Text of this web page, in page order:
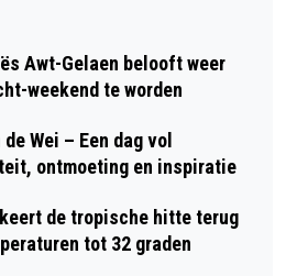
VAN 50
NUTRILON
DANONE
Awt-Gelaen belooft weer
weekend te worden
Wei – Een dag vol
ontmoeting en inspiratie
de tropische hitte terug
tot 32 graden